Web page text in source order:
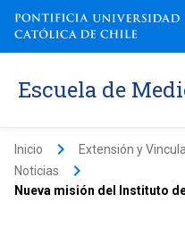
Escuela de
Inicio keyboard_arrow_right Extensión y
Noticias keyboard_arrow_right
Nueva misión del Instituto